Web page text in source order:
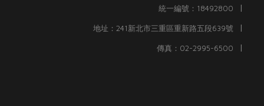
統一編號：18492800 |
地址：241新北市三重區重新路五段639號 |
傳真：02-2995-6500 |